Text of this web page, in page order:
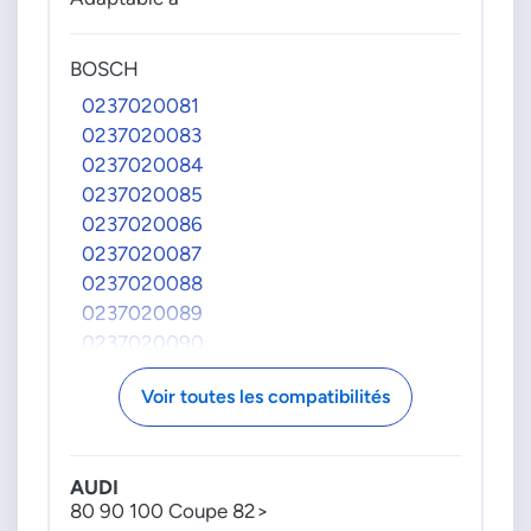
0237521059
0237521063
0237521064
0237522011
0237522015
0237522026
0237522027
0237522028
0237522029
0237522034
0986237636
0986237636090
0986237638
0986237638090
0986237653090
0986237660
BOSCH
0237020081
0237020083
0237020084
0237020085
0237020086
0237020087
0237020088
0237020089
0237020090
0237020091
0237020095
0237020096
0237020098
0237020099
Voir toutes les compatibilités
AUDI
80 90 100 Coupe 82>